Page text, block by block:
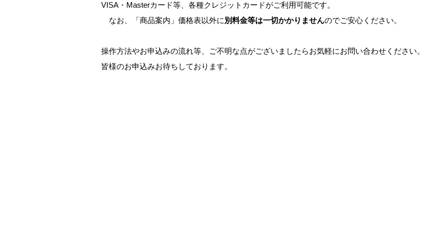
VISA・Masterカード等、各種クレジットカードがご利用可能です。
なお、「商品案内」価格表以外に別料金等は一切かかりませんのでご安心ください。
操作方法やお申込みの流れ等、ご不明な点がございましたらお気軽にお問い合わせください。
皆様のお申込みお待ちしております。